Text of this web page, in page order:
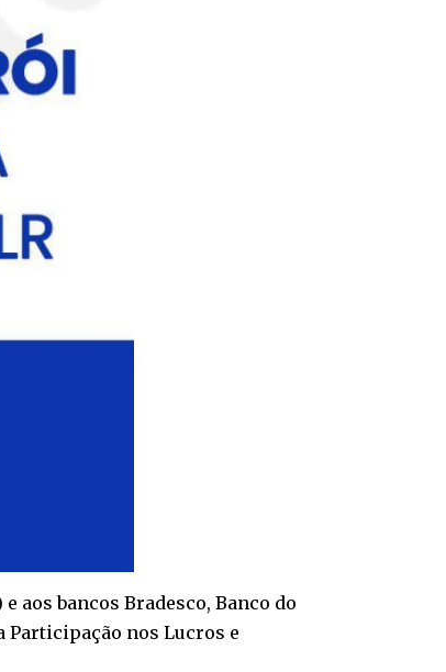
aos bancos Bradesco, Banco do
Participação nos Lucros e